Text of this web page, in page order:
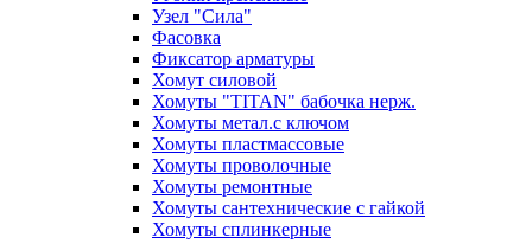
Узел "Сила"
Фасовка
Фиксатор арматуры
Хомут силовой
Хомуты "TITAN" бабочка нерж.
Хомуты метал.с ключом
Хомуты пластмассовые
Хомуты проволочные
Хомуты ремонтные
Хомуты сантехнические с гайкой
Хомуты сплинкерные